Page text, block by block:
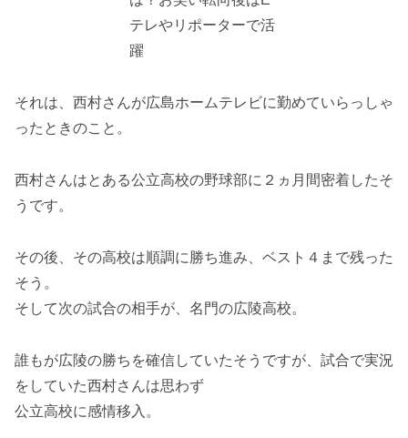
それは、西村さんが広島ホームテレビに勤めていらっしゃ
ったときのこと。
西村さんはとある公立高校の野球部に２ヵ月間密着したそ
うです。
その後、その高校は順調に勝ち進み、ベスト４まで残った
そう。
そして次の試合の相手が、名門の広陵高校。
誰もが広陵の勝ちを確信していたそうですが、試合で実況
をしていた西村さんは思わず
公立高校に感情移入。